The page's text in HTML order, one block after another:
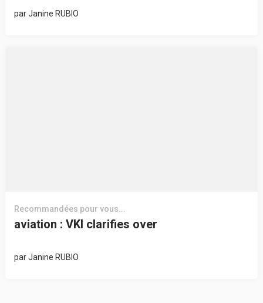
parJanine RUBIO
Recommandées pour vous...
aviation : VKI clarifies over
parJanine RUBIO